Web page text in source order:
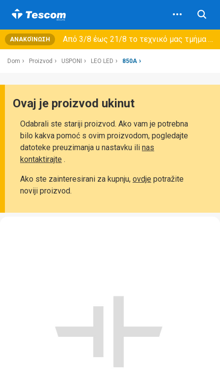
ΑΝΑΚΟΊΝΩΣΗ Από 3/8 έως 21/8 τo τεχνικό μας τμήμα θα εξυπηρετεί μόνο συμβόλαια συντήρησης και όχι νέες παραλαβές →
Dom Proizvod USPONI LEO LED 850A
Ovaj je proizvod ukinut
Odabrali ste stariji proizvod. Ako vam je potrebna
bilo kakva pomoć s ovim proizvodom, pogledajte
datoteke preuzimanja u nastavku ili nas
kontaktirajte .
Ako ste zainteresirani za kupnju, ovdje potražite
noviji proizvod.